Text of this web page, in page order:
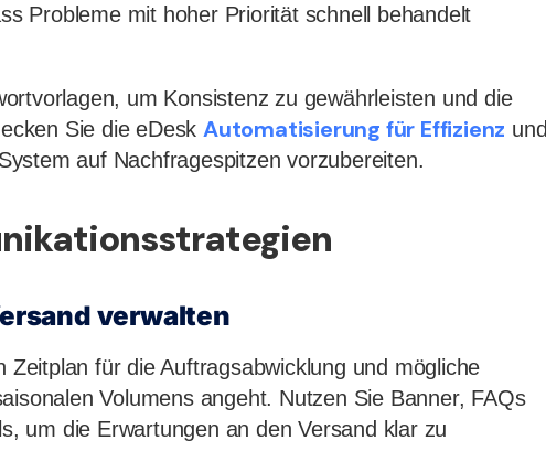
Probleme mit hoher Priorität schnell behandelt
um Konsistenz zu gewährleisten und die
Sie die eDesk Automatisierung für Effizienz und
auf Nachfragespitzen vorzubereiten.
verwalten
Zeitplan für die Auftragsabwicklung und mögliche
Volumens angeht. Nutzen Sie Banner, FAQs
um die Erwartungen an den Versand klar zu